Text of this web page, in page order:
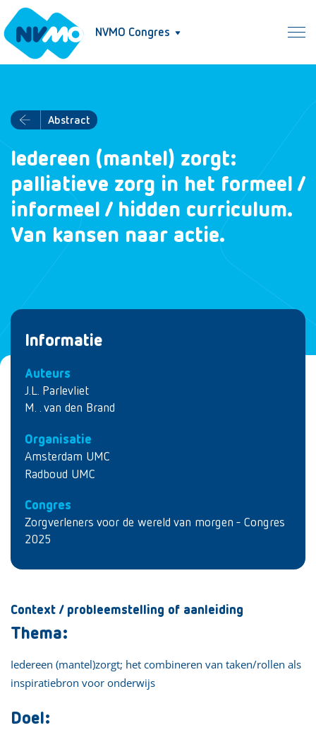
NVMO Congres
Abstract
Iedereen (mantel) zorgt:
palliatieve zorg in het formeel /
informeel / hidden curriculum.
Van kansen naar actie.
Informatie
Auteurs
J.L. Parlevliet
M. . van den Brand
Organisatie
Amsterdam UMC
Radboud UMC
Congres
Zorgverleners voor de wereld van morgen - Congres
2025
Context / probleemstelling of aanleiding
Thema:
Iedereen (mantel)zorgt; het combineren van taken/rollen als
inspiratiebron voor onderwijs
Doel: